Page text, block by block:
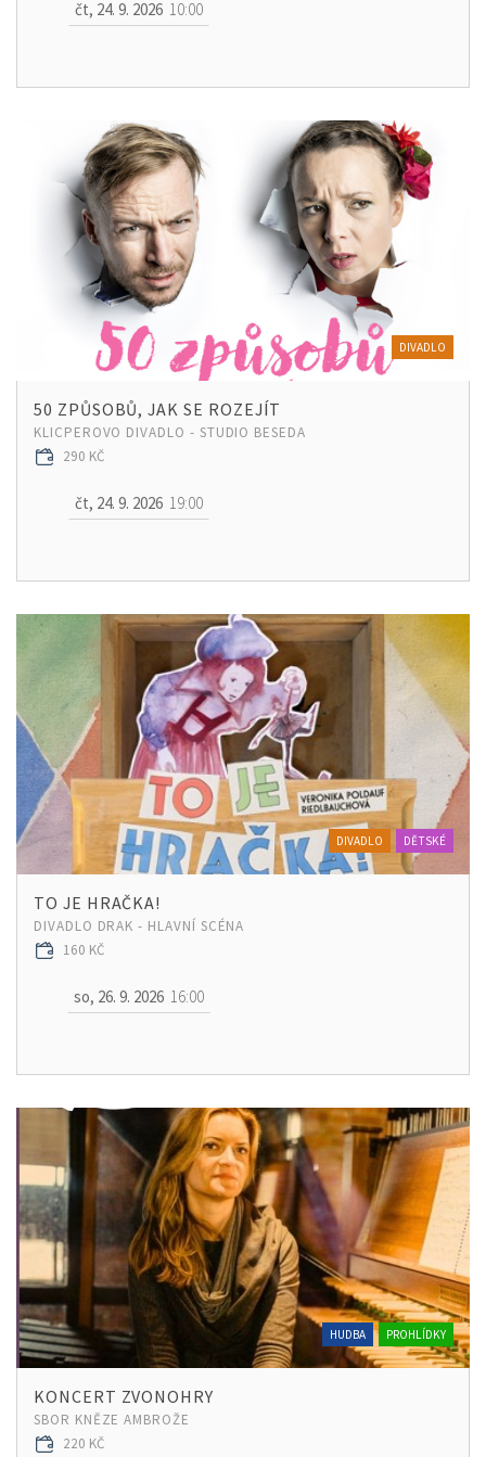
čt, 24. 9. 2026 10:00
DIVADLO
50 ZPŮSOBŮ, JAK SE ROZEJÍT
KLICPEROVO DIVADLO - STUDIO BESEDA
290 KČ
čt, 24. 9. 2026 19:00
DIVADLO DĚTSKÉ
TO JE HRAČKA!
DIVADLO DRAK - HLAVNÍ SCÉNA
160 KČ
so, 26. 9. 2026 16:00
HUDBA PROHLÍDKY
KONCERT ZVONOHRY
SBOR KNĚZE AMBROŽE
220 KČ